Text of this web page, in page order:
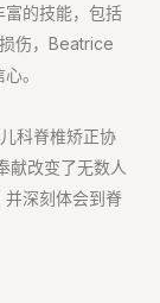
富的技能，包括
伤，Beatrice
。
科脊椎矫正协
献改变了无数人
并深刻体会到脊